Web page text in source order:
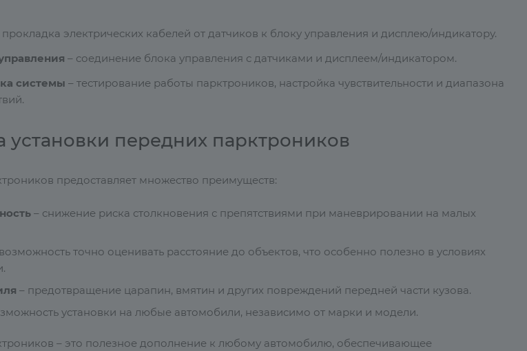
прокладка электрических кабелей от датчиков к блоку управления и дисплею/индикатору.
– соединение блока управления с датчиками и дисплеем/индикатором.
системы – тестирование работы парктроников, настройка чувствительности и диапазона
установки передних парктроников
предоставляет множество преимуществ:
– снижение риска столкновения с препятствиями при маневрировании на малых
точно оценивать расстояние до объектов, что особенно полезно в условиях
– предотвращение царапин, вмятин и других повреждений передней части кузова.
установки на любые автомобили, независимо от марки и модели.
– это полезное дополнение к любому автомобилю, обеспечивающее